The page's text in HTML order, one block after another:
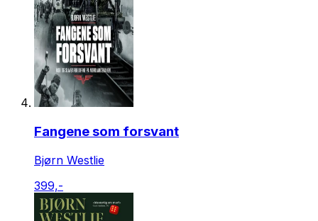
Fangene som forsvant
Bjørn Westlie
399,-